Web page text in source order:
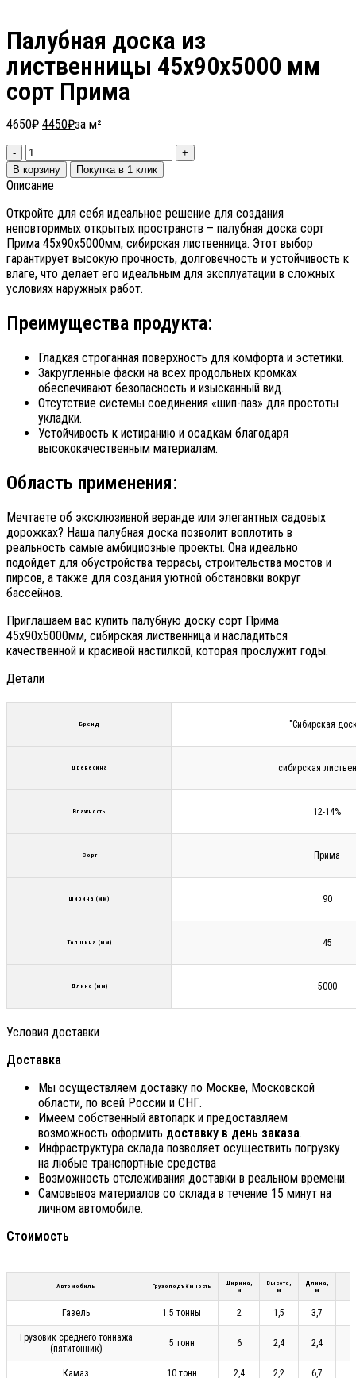
Палубная доска из
лиственницы 45х90х5000 мм
сорт Прима
4650₽ 4450₽за м²
В корзину Покупка в 1 клик
Описание
Откройте для себя идеальное решение для создания
неповторимых открытых пространств – палубная доска сорт
Прима 45х90х5000мм, сибирская лиственница. Этот выбор
гарантирует высокую прочность, долговечность и устойчивость к
влаге, что делает его идеальным для эксплуатации в сложных
условиях наружных работ.
Преимущества продукта:
Гладкая строганная поверхность для комфорта и эстетики.
Закругленные фаски на всех продольных кромках
обеспечивают безопасность и изысканный вид.
Отсутствие системы соединения «шип-паз» для простоты
укладки.
Устойчивость к истиранию и осадкам благодаря
высококачественным материалам.
Область применения:
Мечтаете об эксклюзивной веранде или элегантных садовых
дорожках? Наша палубная доска позволит воплотить в
реальность самые амбициозные проекты. Она идеально
подойдет для обустройства террасы, строительства мостов и
пирсов, а также для создания уютной обстановки вокруг
бассейнов.
Приглашаем вас купить палубную доску сорт Прима
45х90х5000мм, сибирская лиственница и насладиться
качественной и красивой настилкой, которая прослужит годы.
Детали
Бренд "Сибирская
Древесина сибирская
Влажность 12-14%
Сорт Прима
Ширина (мм) 90
Толщина (мм) 45
Длина (мм) 5000
Условия доставки
Доставка
Мы осуществляем доставку по Москве, Московской
области, по всей России и СНГ.
Имеем собственный автопарк и предоставляем
возможность оформить доставку в день заказа.
Инфраструктура склада позволяет осуществить погрузку
на любые транспортные средства
Возможность отслеживания доставки в реальном времени.
Самовывоз материалов со склада в течение 15 минут на
личном автомобиле.
Стоимость
Автомобиль Грузоподъёмность
Ширина,
м
Высота,
м
Длина,
м
Газель 1.5 тонны 2 1,5 3,7
Грузовик среднего тоннажа
(пятитонник)
5 тонн 6 2,4 2,4
Камаз 10 тонн 2,4 2,2 6,7